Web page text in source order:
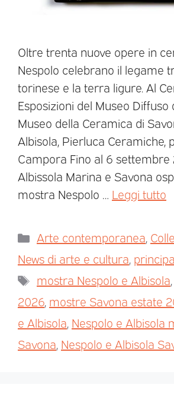
Oltre trenta nuove opere in
Nespolo celebrano il legame
torinese e la terra ligure. Al
Esposizioni del Museo Diffuso
Museo della Ceramica di
Albisola, Pierluca Ceramiche,
Campora Fino al 6 settembre
Albissola Marina e Savona
mostra Nespolo … Leggi tutto
Arte contemporanea,
News di arte e cultura,
mostra Nespolo e Albisola,
2026, mostre Savona estate
e Albisola, Nespolo e Albisola
Savona, Nespolo e Albisola